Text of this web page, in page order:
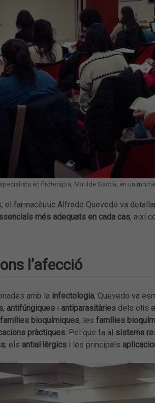
en fitoteràpia, Matilde García, en un
farmacèutic Alfredo Quevedo va
més adequats en cada cas, així
l’afecció
amb la infectologia, Quevedo va
, antifúngiques i antiparasitàries dels olis
bioquímiques, les famílies
pràctiques.Pel que fa al sistema
, els antial·lèrgics i les principals